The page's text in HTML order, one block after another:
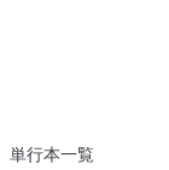
単行本一覧